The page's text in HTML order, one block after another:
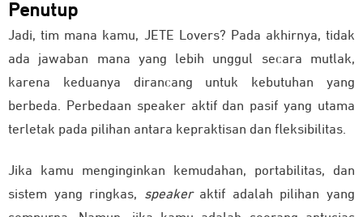
Penutup
Jadi, tim mana kamu, JETE Lovers? Pada akhirnya, tidak
ada jawaban mana yang lebih unggul secara mutlak,
karena keduanya dirancang untuk kebutuhan yang
berbeda. Perbedaan speaker aktif dan pasif yang utama
terletak pada pilihan antara kepraktisan dan fleksibilitas.
Jika kamu menginginkan kemudahan, portabilitas, dan
sistem yang ringkas, speakeraktif adalah pilihan yang